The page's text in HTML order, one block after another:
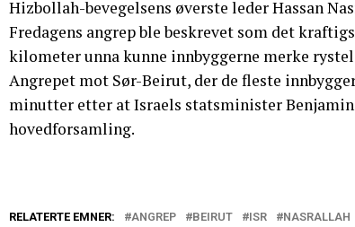
Hizbollah-bevegelsens øverste leder Hassan
Fredagens angrep ble beskrevet som det
kilometer unna kunne innbyggerne merke
Angrepet mot Sør-Beirut, der de fleste
minutter etter at Israels statsminister
hovedforsamling.
RELATERTE EMNER: ANGREP BEIRUT ISR NASRALLAH